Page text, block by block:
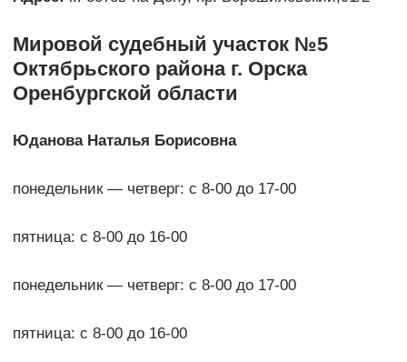
Мировой судебный участок №5
Октябрьского района г. Орска
Оренбургской области
Юданова Наталья Борисовна
понедельник — четверг: с 8-00 до 17-00
пятница: с 8-00 до 16-00
понедельник — четверг: с 8-00 до 17-00
пятница: с 8-00 до 16-00